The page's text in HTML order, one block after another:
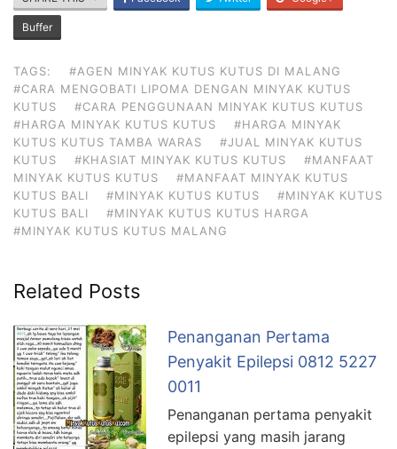
Buffer
TAGS:
#AGEN MINYAK KUTUS KUTUS DI MALANG
#CARA MENGOBATI LIPOMA DENGAN MINYAK KUTUS
KUTUS
#CARA PENGGUNAAN MINYAK KUTUS KUTUS
#HARGA MINYAK KUTUS KUTUS
#HARGA MINYAK
KUTUS KUTUS TAMBA WARAS
#JUAL MINYAK KUTUS
KUTUS
#KHASIAT MINYAK KUTUS KUTUS
#MANFAAT
MINYAK KUTUS KUTUS
#MANFAAT MINYAK KUTUS
KUTUS BALI
#MINYAK KUTUS KUTUS
#MINYAK KUTUS
KUTUS BALI
#MINYAK KUTUS KUTUS HARGA
#MINYAK KUTUS KUTUS MALANG
Related Posts
Penanganan Pertama
Penyakit Epilepsi 0812 5227
0011
Penanganan pertama penyakit
epilepsi yang masih jarang